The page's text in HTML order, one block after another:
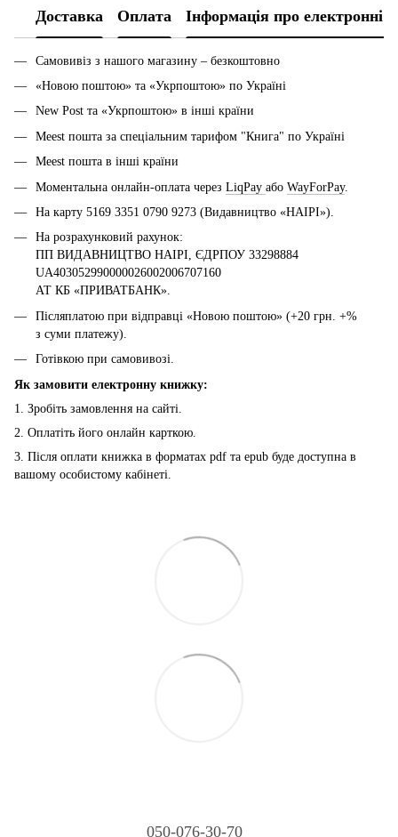
Доставка Оплата Інформація про електронні
Самовивіз з нашого магазину – безкоштовно
«Новою поштою» та «Укрпоштою» по Україні
New Post та «Укрпоштою» в інші країни
Meest пошта за спеціальним тарифом "Книга" по Україні
Meest пошта в інші країни
Моментальна онлайн-оплата через LiqPay або WayForPay.
На карту 5169 3351 0790 9273 (Видавництво «НАІРІ»).
На розрахунковий рахунок:
ПП ВИДАВНИЦТВО НАІРІ, ЄДРПОУ 33298884
UA403052990000026002006707160
АТ КБ «ПРИВАТБАНК».
Післяплатою при відправці «Новою поштою» (+20 грн. +%
з суми платежу).
Готівкою при самовивозі.
Як замовити електронну книжку:
1. Зробіть замовлення на сайті.
2. Оплатіть його онлайн карткою.
3. Після оплати книжка в форматах pdf та epub буде доступна в
вашому особистому кабінеті.
050-076-30-70